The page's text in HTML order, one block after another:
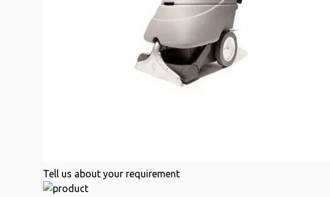
Tell us about your requirement